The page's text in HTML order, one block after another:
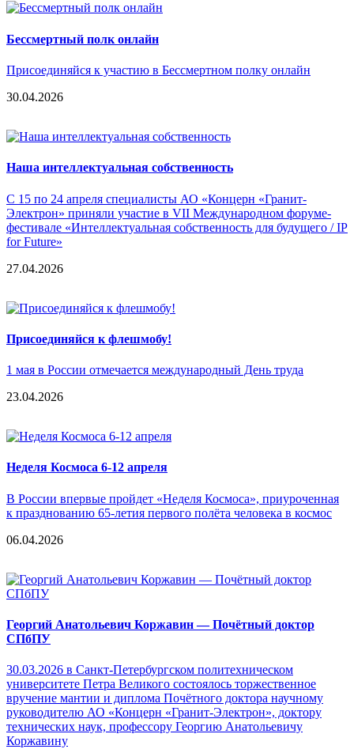
Бессмертный полк онлайн
Присоединяйся к участию в Бессмертном полку онлайн
30.04.2026
Наша интеллектуальная собственность
С 15 по 24 апреля специалисты АО «Концерн «Гранит-
Электрон» приняли участие в VII Международном форуме-
фестивале «Интеллектуальная собственность для будущего / IP
for Future»
27.04.2026
Присоединяйся к флешмобу!
1 мая в России отмечается международный День труда
23.04.2026
Неделя Космоса 6-12 апреля
В России впервые пройдет «Неделя Космоса», приуроченная
к празднованию 65-летия первого полёта человека в космос
06.04.2026
Георгий Анатольевич Коржавин — Почётный доктор
СПбПУ
30.03.2026 в Санкт-Петербургском политехническом
университете Петра Великого состоялось торжественное
вручение мантии и диплома Почётного доктора научному
руководителю АО «Концерн «Гранит-Электрон», доктору
технических наук, профессору Георгию Анатольевичу
Коржавину